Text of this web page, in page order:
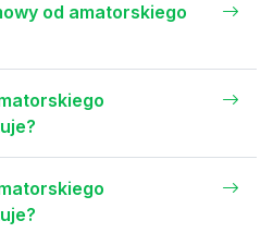
od amatorskiego